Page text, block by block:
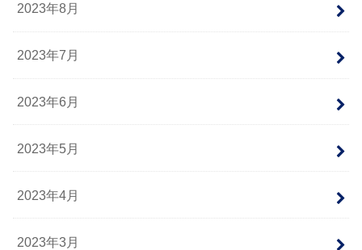
2023年8月
2023年7月
2023年6月
2023年5月
2023年4月
2023年3月